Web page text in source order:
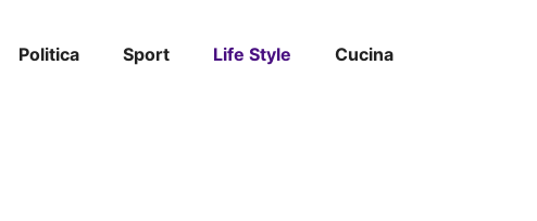
Politica Sport Life Style Cucina